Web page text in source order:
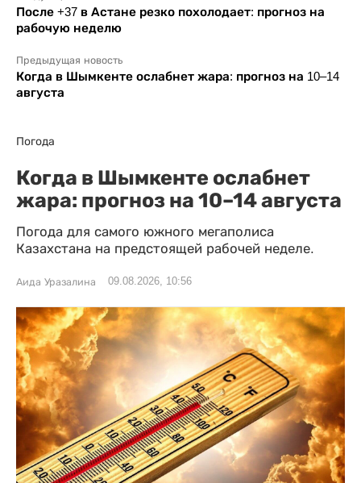
После +37 в Астане резко похолодает: прогноз на
рабочую неделю
Предыдущая новость
Когда в Шымкенте ослабнет жара: прогноз на 10–14
августа
Погода
Когда в Шымкенте ослабнет
жара: прогноз на 10–14 августа
Погода для самого южного мегаполиса
Казахстана на предстоящей рабочей неделе.
Аида Уразалина 09.08.2026, 10:56